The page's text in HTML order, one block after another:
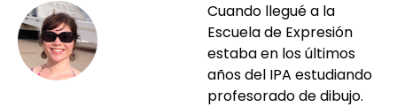
Cuando llegué a la
Escuela de Expresión
estaba en los últimos
años del IPA estudiando
profesorado de dibujo.